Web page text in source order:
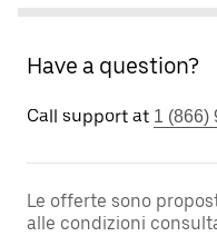
Have a question?
Call support at 1 (866)
Le offerte sono
alle condizioni